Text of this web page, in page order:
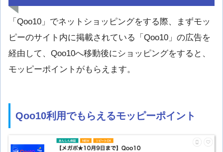
「Qoo10」でネットショッピングをする際、まずモッ
ピーのサイト内に掲載されている「Qoo10」の広告を
経由して、Qoo10へ移動後にショッピングをすると、
モッピーポイントがもらえます。
Qoo10利用でもらえるモッピーポイント